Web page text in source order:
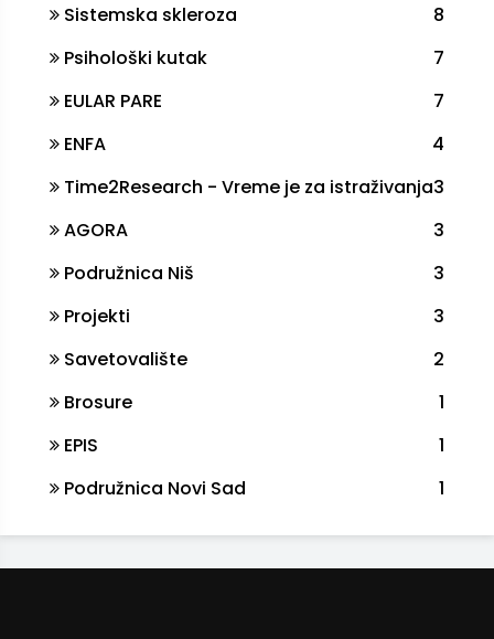
Sistemska skleroza
8
Psihološki kutak
7
EULAR PARE
7
ENFA
4
Time2Research - Vreme je za istraživanja3
AGORA
3
Podružnica Niš
3
Projekti
3
Savetovalište
2
Brosure
1
EPIS
1
Podružnica Novi Sad
1